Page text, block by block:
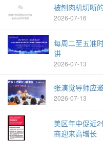
被刨肉机切断
2026-07-16
每周二至五准
讲
2026-07-13
张演觉导师应
2026-07-13
美区年中促近
商迎来高增长